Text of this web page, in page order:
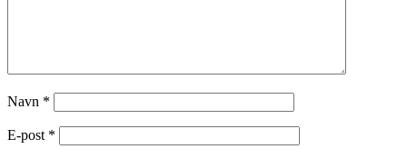
Navn *
E-post *